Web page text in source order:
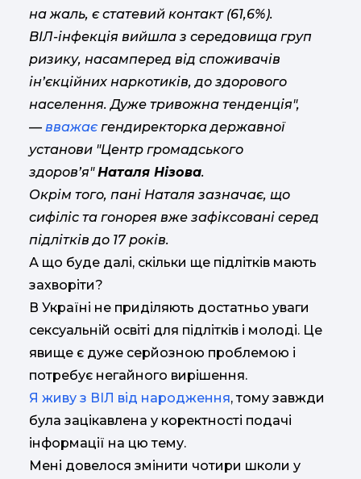
на жаль, є статевий контакт (61,6%).
ВІЛ-інфекція вийшла з середовища груп
ризику, насамперед від споживачів
ін’єкційних наркотиків, до здорового
населення. Дуже тривожна тенденція",
— вважаєгендиректорка державної
установи "Центр громадського
здоров’я"Наталя Нізова.
Окрім того, пані Наталя зазначає, що
сифіліс та гонорея вже зафіксовані серед
підлітків до 17 років.
А що буде далі, скільки ще підлітків мають
захворіти?
В Україні не приділяють достатньо уваги
сексуальній освіті для підлітків і молоді. Це
явище є дуже серйозною проблемою і
потребує негайного вирішення.
Я живу з ВІЛ від народження, тому завжди
була зацікавлена у коректності подачі
інформації на цю тему.
Мені довелося змінити чотири школи у